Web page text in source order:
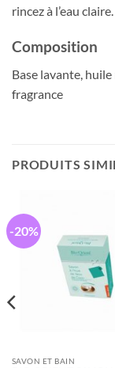
rincez à l’eau claire.
Composition
Base lavante,
fragrance
PRODUITS
-20%
SAVON ET BAIN